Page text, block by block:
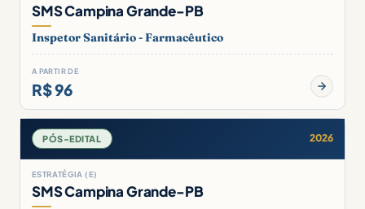
SMS Campina Grande-PB
Inspetor Sanitário - Farmacêutico
A PARTIR DE
R$ 96
PÓS-EDITAL 2026
ESTRATÉGIA (E)
SMS Campina Grande-PB